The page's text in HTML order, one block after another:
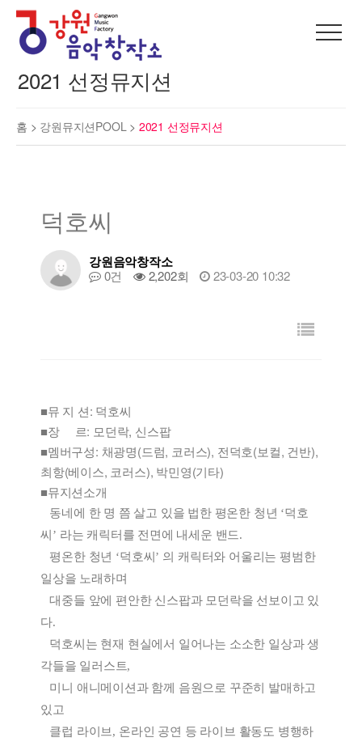
2021 선정뮤지션
홈 > 강원뮤지션POOL > 2021 선정뮤지션
덕호씨
강원음악창작소
0건 2,202회 23-03-20 10:32
■뮤 지 션: 덕호씨
■장 르: 모던락, 신스팝
■멤버구성: 채광명(드럼, 코러스), 전덕호(보컬, 건반),
최항(베이스, 코러스), 박민영(기타)
■뮤지션소개
동네에 한 명 쯤 살고 있을 법한 평온한 청년 ‘덕호
씨 ’ 라는 캐릭터를 전면에 내세운 밴드.
평온한 청년 ‘덕호씨 ’ 의 캐릭터와 어울리는 평범한
일상을 노래하며
대중들 앞에 편안한 신스팝과 모던락을 선보이고 있
다.
덕호씨는 현재 현실에서 일어나는 소소한 일상과 생
각들을 일러스트,
미니 애니메이션과 함께 음원으로 꾸준히 발매하고
있고
클럽 라이브, 온라인 공연 등 라이브 활동도 병행하